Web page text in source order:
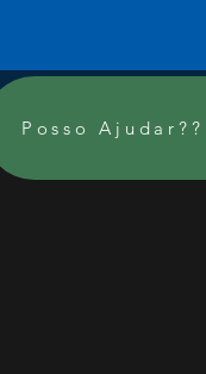
Posso Ajudar??